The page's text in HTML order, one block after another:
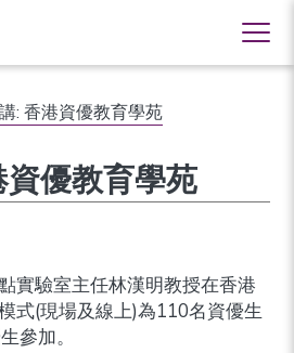
: 香港資優教育學苑
優教育學苑
實驗室主任林漢明教授在香港
式(現場及線上)為110名資優生
參加。